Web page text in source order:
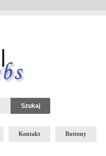
Kontakt Buttony